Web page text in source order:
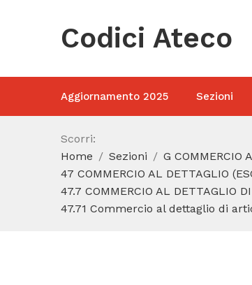
Codici Ateco
Aggiornamento 2025 Sezioni
Scorri:
Home
Sezioni
G COMMERCIO
47 COMMERCIO AL DETTAGLIO
47.7 COMMERCIO AL DETTAGLIO
47.71 Commercio al dettaglio di